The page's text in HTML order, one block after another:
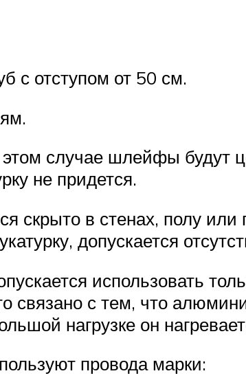
с отступом от 50 см.
случае шлейфы
не придется.
скрыто в стенах, полу
допускается
использовать
связано с тем, что
нагрузке он
провода марки: